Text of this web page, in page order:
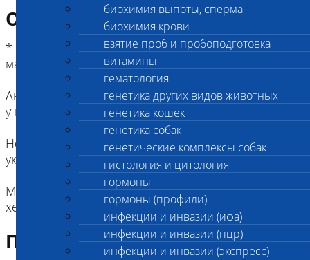
биохимия выпоты, сперма
биохимия крови
взятие проб и пробоподготовка
витамины
гематология
генетика других видов животных
генетика кошек
генетика собак
генетические комплексы собак
гистология и цитология
гормоны
гормоны (профили)
инфекции и инвазии (ифа)
инфекции и инвазии (пцр)
инфекции и инвазии (экспресс)
Описание исследования
* Срок исполнения указан при условии сдачи
материала на Нагорной
Анитмюллеров гормон (АМГ) может быть измерен
у всех видов млекопитающих.
Но референтные интервалы в бланке результата
указаны только для собак, кошек и хорьков.
Метод определения: CLIA (иммуно
хемилюминисцентный анализ)
Подготовка к исследованию